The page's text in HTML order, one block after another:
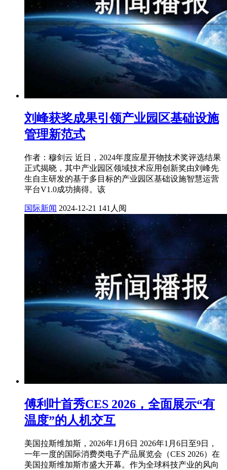
刘峰获奖成果引领产业园区基础设施
管理新范式
作者：穆剑云 近日，2024年度应星开物技术奖评选结果
正式揭晓，其中产业园区领域技术应用创新奖由刘峰先
生自主研发的基于多目标的产业园区基础设施智慧运营
平台V1.0成功摘得。该
国际新闻 2024-12-21 141人阅
傅利叶首秀CES 2026，全面展示“有
温度”的人机交互
美国拉斯维加斯，2026年1月6日 2026年1月6日至9日，
一年一度的国际消费类电子产品展览会（CES 2026）在
美国拉斯维加斯市盛大开幕。作为全球科技产业的风向